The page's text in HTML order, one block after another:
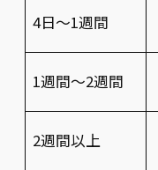
4日〜1週間
1週間〜2週間
2週間以上